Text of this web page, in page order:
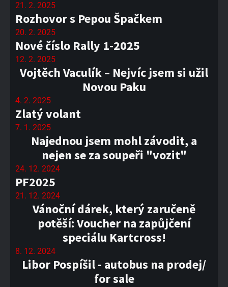
21. 2. 2025
Rozhovor s Pepou Špačkem
20. 2. 2025
Nové číslo Rally 1-2025
12. 2. 2025
Vojtěch Vaculík – Nejvíc jsem si užil
Novou Paku
4. 2. 2025
Zlatý volant
7. 1. 2025
Najednou jsem mohl závodit, a
nejen se za soupeři "vozit"
24. 12. 2024
PF2025
21. 12. 2024
Vánoční dárek, který zaručeně
potěší: Voucher na zapůjčení
speciálu Kartcross!
8. 12. 2024
Libor Pospíšil - autobus na prodej/
for sale